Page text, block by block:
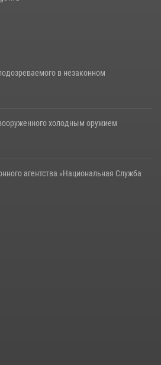
в незаконном
холодным оружием
агентства «Национальная Служба